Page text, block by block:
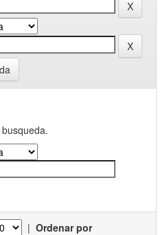
| Ordenar por